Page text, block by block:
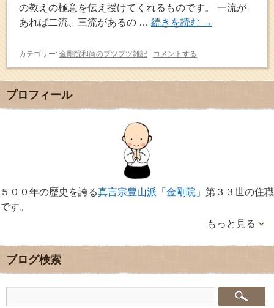
の教えの極意を伝え授けてくれるものです。 一流が
あれば二流、三流があるの … 続きを読む →
カテゴリー: 金剛院和尚のブツブツ雑記 | コメントする
プロフィール
５００年の歴史を誇る真言宗豊山派「金剛院」 第３３世の住職
です。
もっと見る
ブログ検索